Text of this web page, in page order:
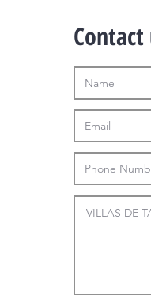
Contact